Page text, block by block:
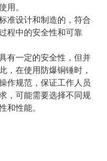
用。
准设计和制造的，符合
程中的安全性和可靠
有一定的安全性，但并
，在使用防爆铜锤时，
作规范，保证工作人员
，可能需要选择不同规
和性能。